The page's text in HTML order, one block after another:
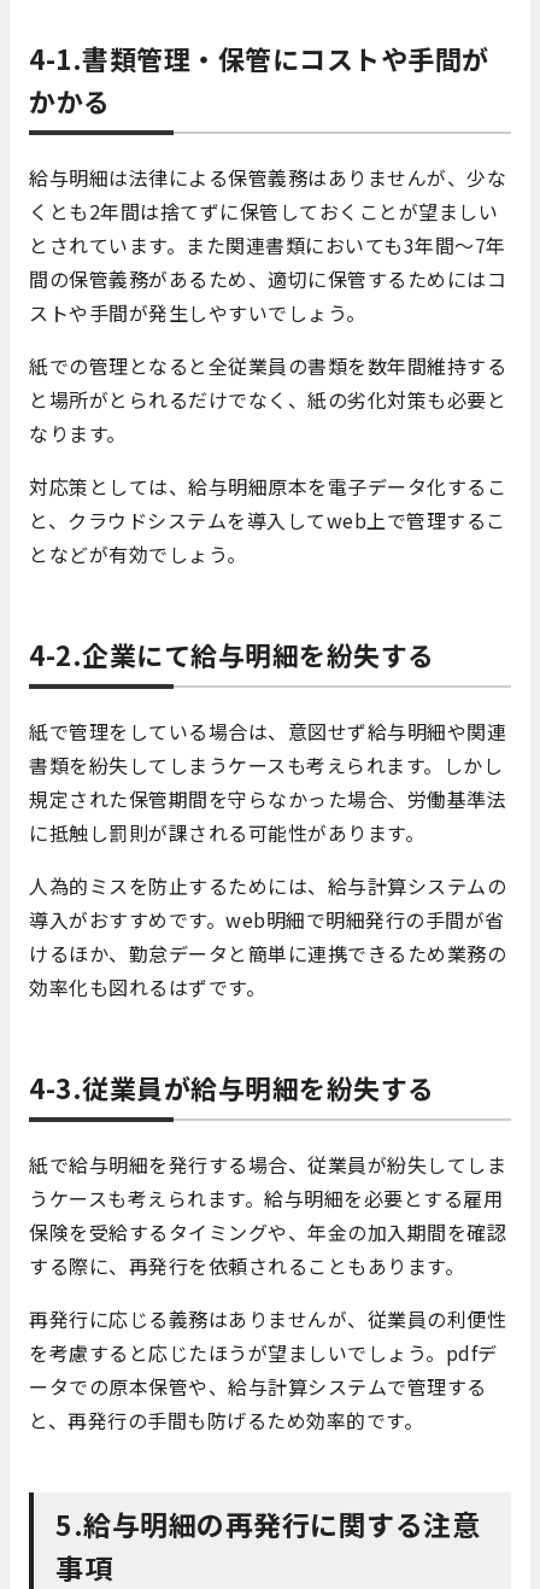
4-1.書類管理・保管にコストや手間が
かかる
給与明細は法律による保管義務はありませんが、少な
くとも2年間は捨てずに保管しておくことが望ましい
とされています。また関連書類においても3年間～7年
間の保管義務があるため、適切に保管するためにはコ
ストや手間が発生しやすいでしょう。
紙での管理となると全従業員の書類を数年間維持する
と場所がとられるだけでなく、紙の劣化対策も必要と
なります。
対応策としては、給与明細原本を電子データ化するこ
と、クラウドシステムを導入してweb上で管理するこ
となどが有効でしょう。
4-2.企業にて給与明細を紛失する
紙で管理をしている場合は、意図せず給与明細や関連
書類を紛失してしまうケースも考えられます。しかし
規定された保管期間を守らなかった場合、労働基準法
に抵触し罰則が課される可能性があります。
人為的ミスを防止するためには、給与計算システムの
導入がおすすめです。web明細で明細発行の手間が省
けるほか、勤怠データと簡単に連携できるため業務の
効率化も図れるはずです。
4-3.従業員が給与明細を紛失する
紙で給与明細を発行する場合、従業員が紛失してしま
うケースも考えられます。給与明細を必要とする雇用
保険を受給するタイミングや、年金の加入期間を確認
する際に、再発行を依頼されることもあります。
再発行に応じる義務はありませんが、従業員の利便性
を考慮すると応じたほうが望ましいでしょう。pdfデ
ータでの原本保管や、給与計算システムで管理する
と、再発行の手間も防げるため効率的です。
5.給与明細の再発行に関する注意
事項